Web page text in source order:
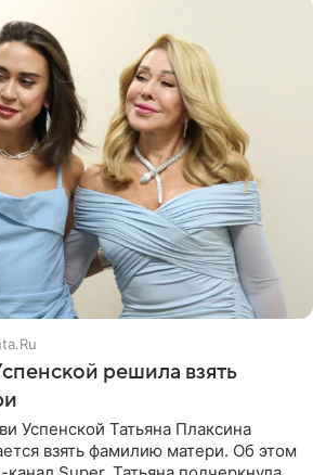
решила взять
Успенской Татьяна Плаксина
взять фамилию матери. Об этом